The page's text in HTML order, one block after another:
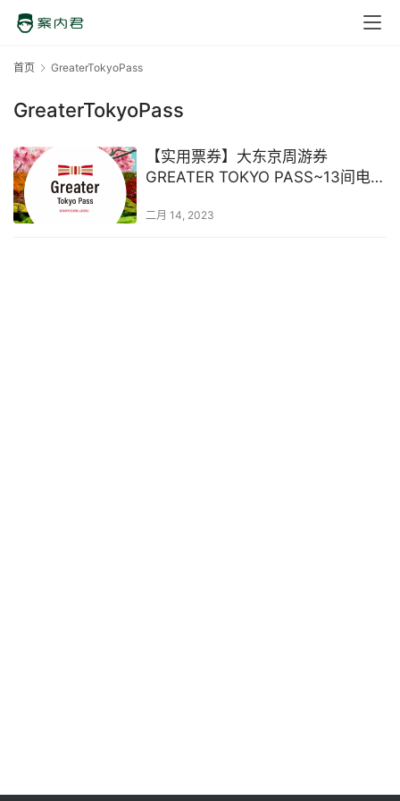
首页 GreaterTokyoPass
GreaterTokyoPass
【实用票券】大东京周游券
GREATER TOKYO PASS~13间电铁
T28
二月 14, 2023